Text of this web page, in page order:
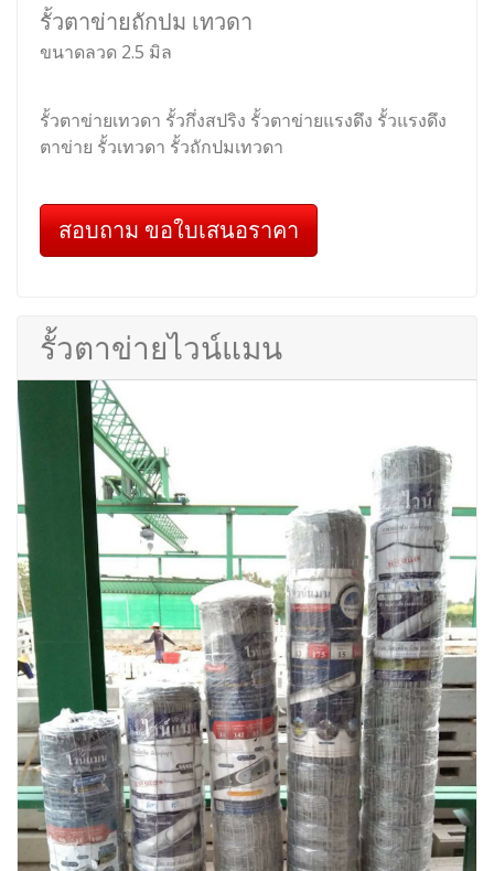
รั้วตาข่ายถักปม เทวดา
ขนาดลวด 2.5 มิล
รั้วตาข่ายเทวดา รั้วกึ่งสปริง รั้วตาข่ายแรงดึง รั้วแรงดึง
ตาข่าย รั้วเทวดา รั้วถักปมเทวดา
สอบถาม ขอใบเสนอราคา
รั้วตาข่ายไวน์แมน